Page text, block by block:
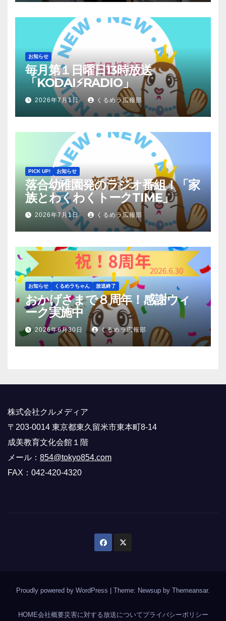
お知らせ
毎月第１日曜日13時放送
「KODAI⚡RADIO」
2026年7月1日 くるめラ広報部
PICK UP! お知らせ
落合幼稚園発のラジオ番組！「家
族とわくわくトークTIME」
2026年7月1日 くるめラ広報部
お知らせ くるめラちゃん 放送終了
おかげさまで８周年！感謝ウィ
ーク実施中
2026年6月30日 くるめラ広報部
株式会社クルメディア
〒203-0014 東京都東久留米市東本町8-14
成美教育文化会館１階
メール： 854@tokyo854.com
FAX：042-420-4320
Proudly powered by WordPress Theme: Newsup by Themeansar.
HOME会社概要災害に対する放送についてプライバシーポリシー